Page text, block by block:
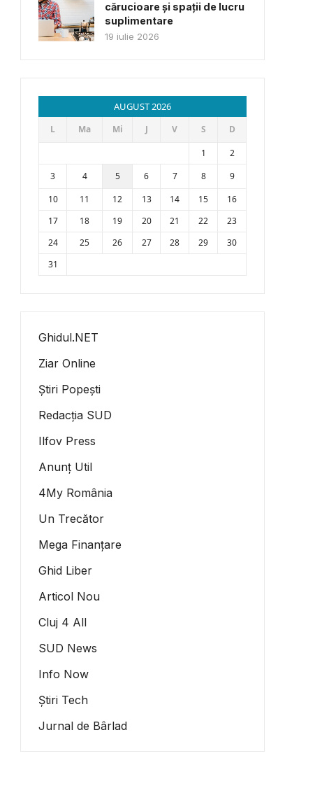
cărucioare și spații de lucru
suplimentare
19 iulie 2026
AUGUST 2026
L Ma Mi J V S
D
1
2
3
4 5 6 7 8
9
10
11 12 13 14 15
16
17
18 19 20 21 22
23
24
25 26 27 28 29
30
31
Ghidul.NET
Ziar Online
Știri Popești
Redacția SUD
Ilfov Press
Anunț Util
4My România
Un Trecător
Mega Finanțare
Ghid Liber
Articol Nou
Cluj 4 All
SUD News
Info Now
Știri Tech
Jurnal de Bârlad